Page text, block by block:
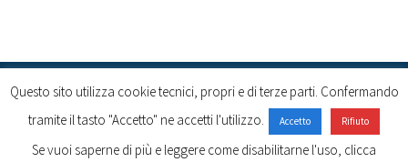
Cookie policy
Questo sito utilizza cookie tecnici, propri e di terze parti. Confermando
tramite il tasto "Accetto" ne accetti l'utilizzo.
Accetto Rifiuto
Se vuoi saperne di più e leggere come disabilitarne l'uso, clicca